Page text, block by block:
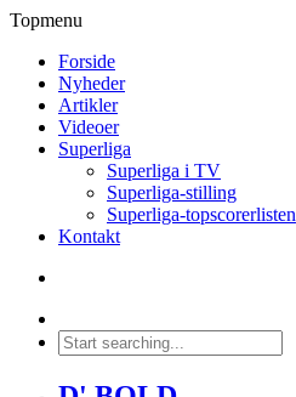
Topmenu
Forside
Nyheder
Artikler
Videoer
Superliga
Superliga i TV
Superliga-stilling
Superliga-topscorerlisten
Kontakt